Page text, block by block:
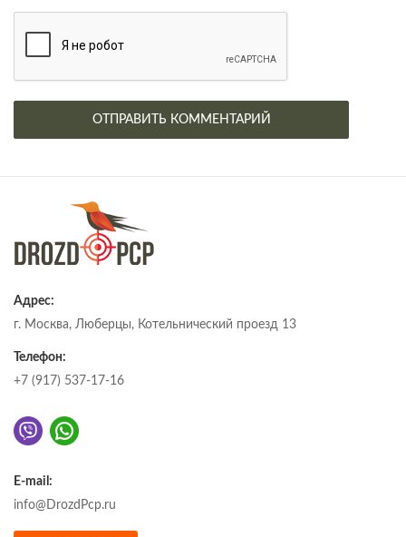
Адрес:
г. Москва, Люберцы, Котельнический проезд 13
Телефон:
+7 (917) 537-17-16
E-mail:
info@DrozdPcp.ru